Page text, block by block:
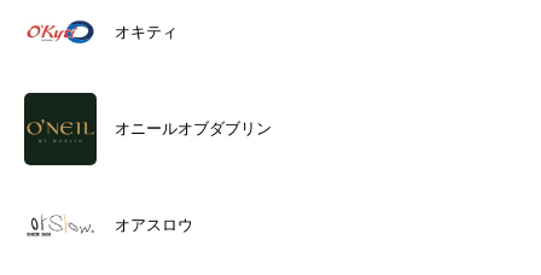
オキティ
オニールオブダブリン
オアスロウ